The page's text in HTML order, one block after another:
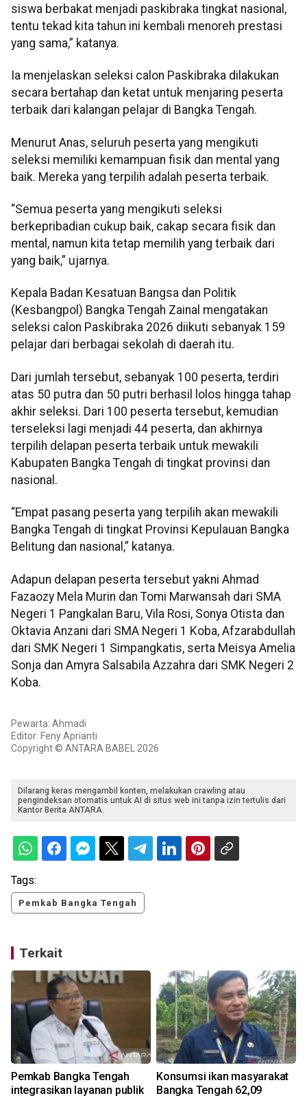
siswa berbakat menjadi paskibraka tingkat nasional,
tentu tekad kita tahun ini kembali menoreh prestasi
yang sama,” katanya.
Ia menjelaskan seleksi calon Paskibraka dilakukan
secara bertahap dan ketat untuk menjaring peserta
terbaik dari kalangan pelajar di Bangka Tengah.
Menurut Anas, seluruh peserta yang mengikuti
seleksi memiliki kemampuan fisik dan mental yang
baik. Mereka yang terpilih adalah peserta terbaik.
“Semua peserta yang mengikuti seleksi
berkepribadian cukup baik, cakap secara fisik dan
mental, namun kita tetap memilih yang terbaik dari
yang baik,” ujarnya.
Kepala Badan Kesatuan Bangsa dan Politik
(Kesbangpol) Bangka Tengah Zainal mengatakan
seleksi calon Paskibraka 2026 diikuti sebanyak 159
pelajar dari berbagai sekolah di daerah itu.
Dari jumlah tersebut, sebanyak 100 peserta, terdiri
atas 50 putra dan 50 putri berhasil lolos hingga tahap
akhir seleksi. Dari 100 peserta tersebut, kemudian
terseleksi lagi menjadi 44 peserta, dan akhirnya
terpilih delapan peserta terbaik untuk mewakili
Kabupaten Bangka Tengah di tingkat provinsi dan
nasional.
“Empat pasang peserta yang terpilih akan mewakili
Bangka Tengah di tingkat Provinsi Kepulauan Bangka
Belitung dan nasional,” katanya.
Adapun delapan peserta tersebut yakni Ahmad
Fazaozy Mela Murin dan Tomi Marwansah dari SMA
Negeri 1 Pangkalan Baru, Vila Rosi, Sonya Otista dan
Oktavia Anzani dari SMA Negeri 1 Koba, Afzarabdullah
dari SMK Negeri 1 Simpangkatis, serta Meisya Amelia
Sonja dan Amyra Salsabila Azzahra dari SMK Negeri 2
Koba.
Pewarta: Ahmadi
Editor: Feny Aprianti
Copyright © ANTARA BABEL 2026
Dilarang keras mengambil konten, melakukan crawling atau
pengindeksan otomatis untuk AI di situs web ini tanpa izin tertulis dari
Kantor Berita ANTARA.
Tags:
Pemkab Bangka Tengah
Terkait
Pemkab Bangka Tengah
integrasikan layanan publik
Konsumsi ikan masyarakat
Bangka Tengah 62,09